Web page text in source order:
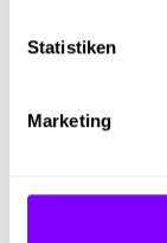
Statistiken
Marketing
verbindet eine